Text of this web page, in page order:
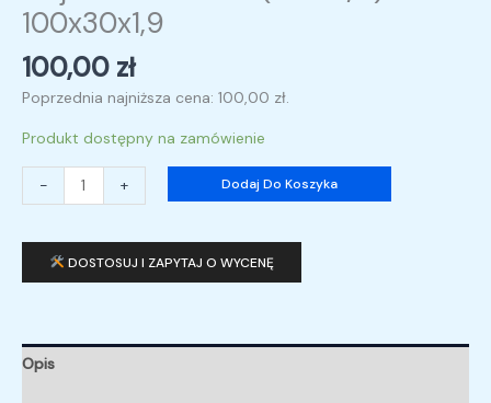
100x30x1,9
100,00 zł
Poprzednia najniższa cena: 100,00 zł.
Produkt dostępny na zamówienie
- + Dodaj Do Koszyka
DOSTOSUJ I ZAPYTAJ O WYCENĘ
Opis